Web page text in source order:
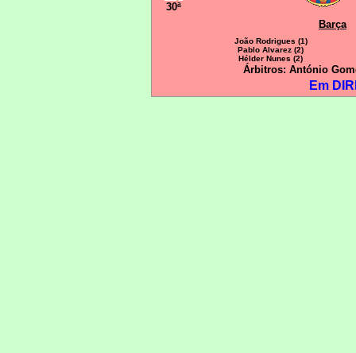
30ª
Barça
João Rodrigues (1)
Pablo Alvarez (2)
Hélder Nunes (2)
Árbitros: António
Em